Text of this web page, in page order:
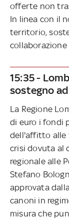
offerte non
In linea con il
territorio,
15:35 -
sostegno
La Regione
di euro i fondi
dell'affitto alle
crisi dovuta al
regionale alle
Stefano
approvata
canoni in
misura che